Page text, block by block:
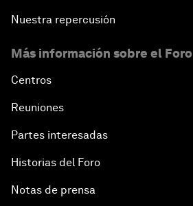
Nuestra repercusión
Más información sobre el Foro
Centros
Reuniones
Partes interesadas
Historias del Foro
Notas de prensa